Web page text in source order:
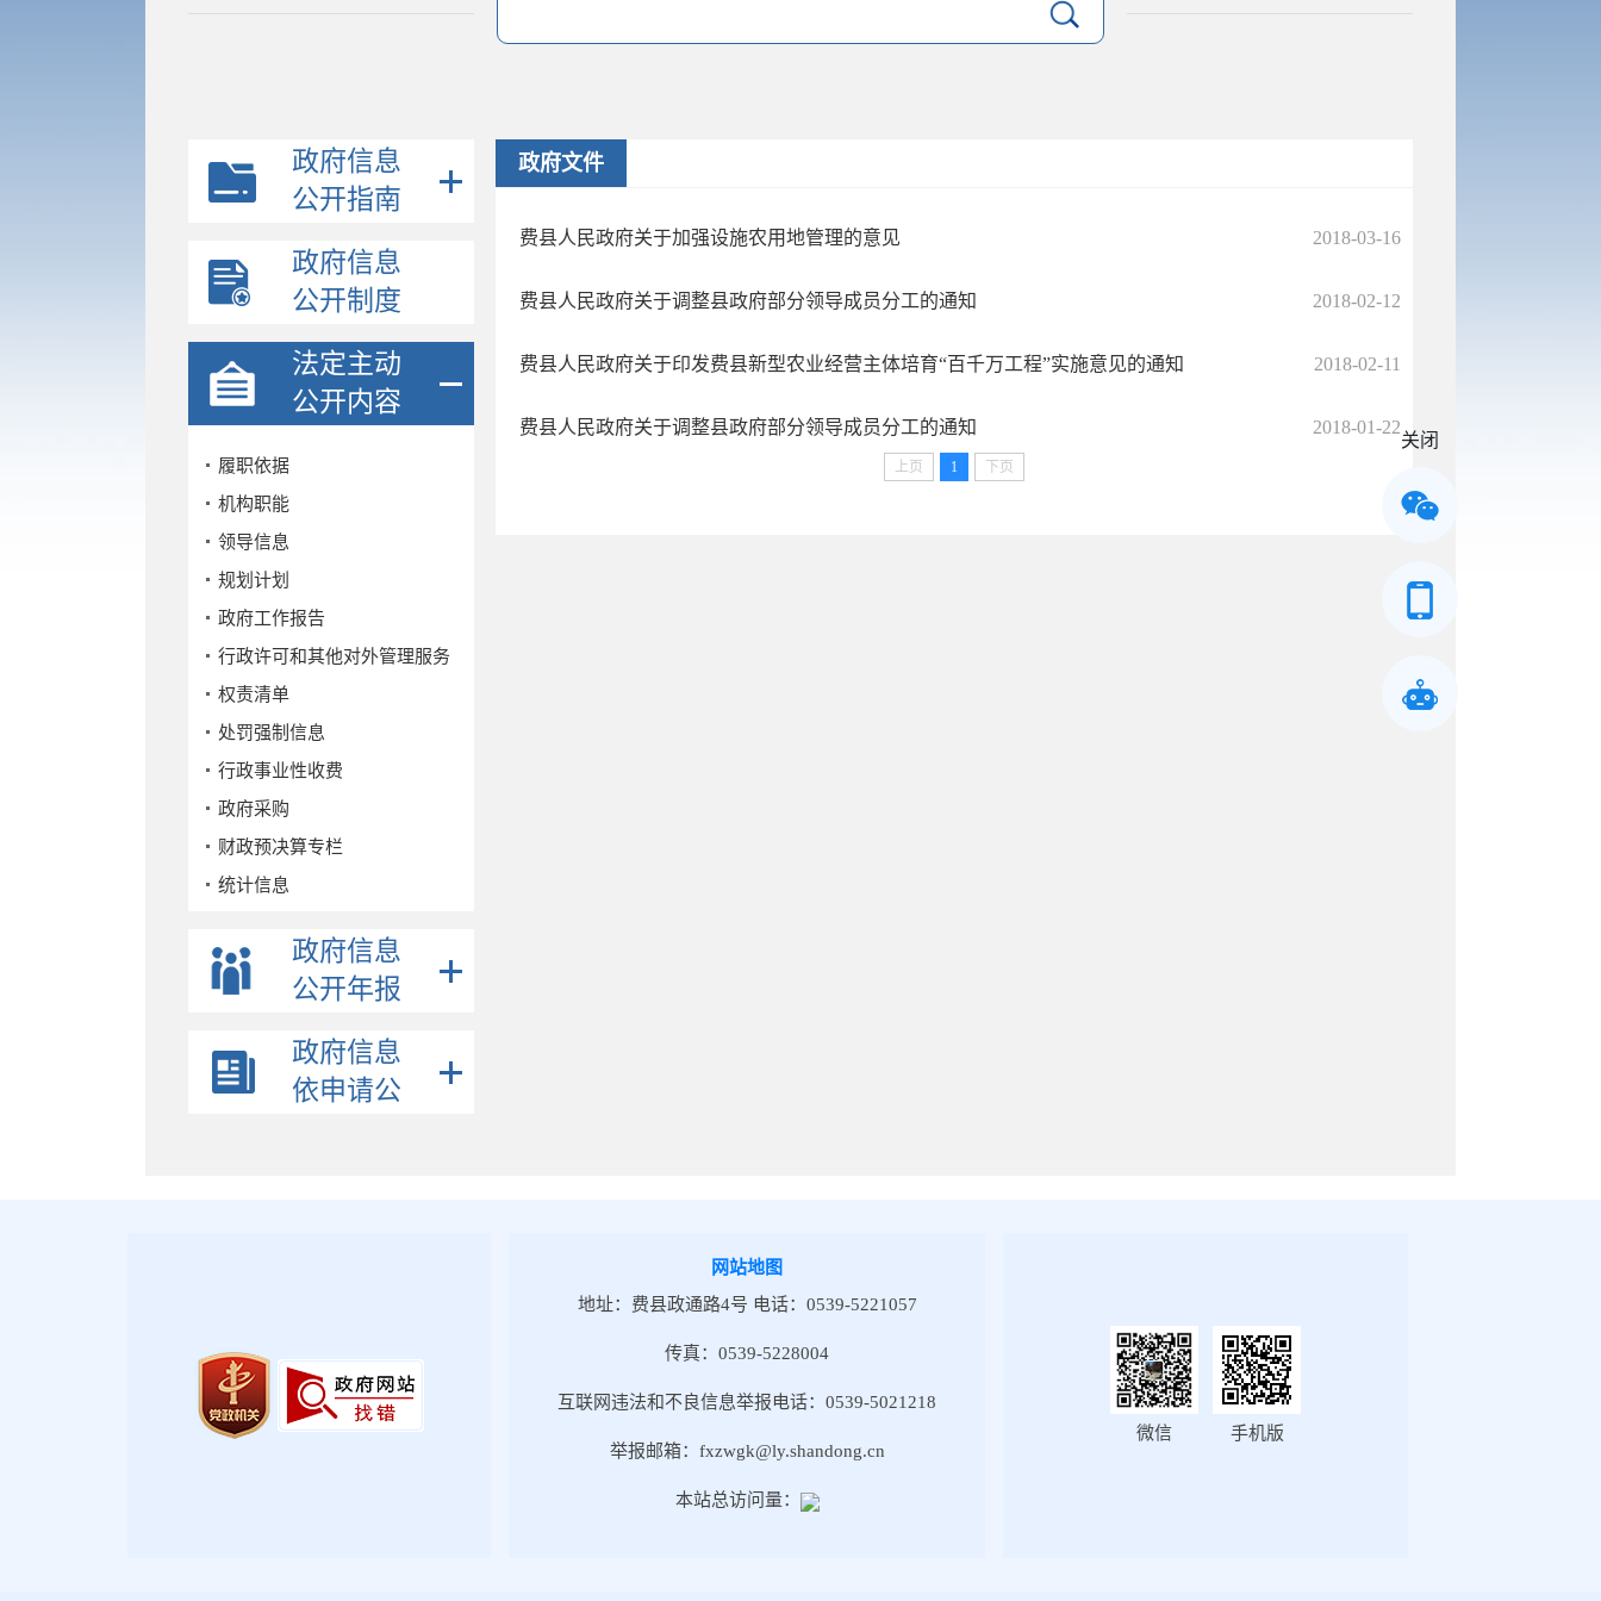
政府信息
公开指南
政府信息
公开制度
法定主动
公开内容
履职依据
机构职能
领导信息
规划计划
政府工作报告
行政许可和其他对外管理服务
权责清单
处罚强制信息
行政事业性收费
政府采购
财政预决算专栏
统计信息
事业单位招考
公示公告
政策解读
2025年第三期
2025年第二期
政府信息
公开年报
政府信息
依申请公
政府文件
费县人民政府关于加强设施农用地管理的意见 2018-03-16
费县人民政府关于调整县政府部分领导成员分工的通知 2018-02-12
费县人民政府关于印发费县新型农业经营主体培育“百千万工程”实施意见的通知 2018-02-11
费县人民政府关于调整县政府部分领导成员分工的通知 2018-01-22
上页 1 下页
网站地图
地址：费县政通路4号 电话：0539-5221057
传真：0539-5228004
互联网违法和不良信息举报电话：0539-5021218
举报邮箱：fxzwgk@ly.shandong.cn
本站总访问量：
微信 手机版
关闭